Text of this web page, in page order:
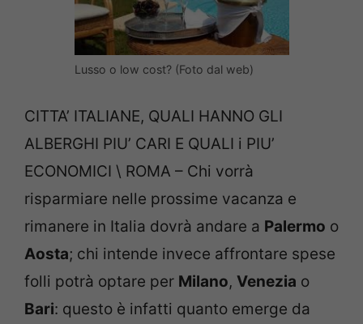
Lusso o low cost? (Foto dal web)
CITTA’ ITALIANE, QUALI HANNO GLI
ALBERGHI PIU’ CARI E QUALI i PIU’
ECONOMICI \ ROMA – Chi vorrà
risparmiare nelle prossime vacanza e
rimanere in Italia dovrà andare a Palermo o
Aosta; chi intende invece affrontare spese
folli potrà optare per Milano, Venezia o
Bari: questo è infatti quanto emerge da